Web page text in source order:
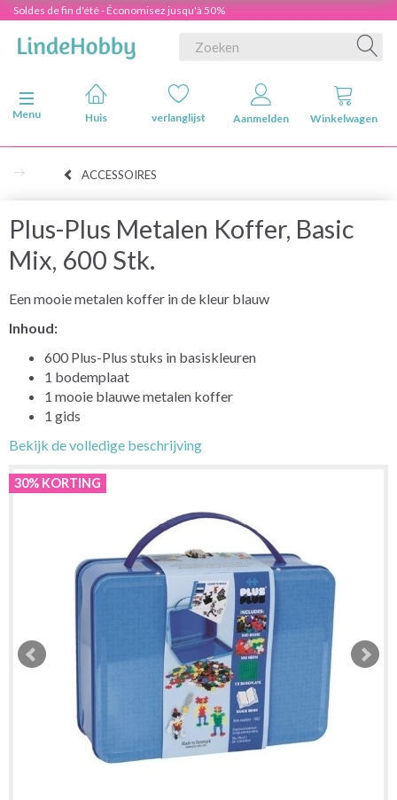
Soldes de fin d'été - Économisez jusqu'à 50%
Navigatie in-/uitschakelen
Menu
Huis verlanglijst Aanmelden Winkelwagen
ACCESSOIRES
Plus-Plus Metalen Koffer, Basic
Mix, 600 Stk.
Een mooie metalen koffer in de kleur blauw
Inhoud:
600 Plus-Plus stuks in basiskleuren
1 bodemplaat
1 mooie blauwe metalen koffer
1 gids
Bekijk de volledige beschrijving
30% KORTING